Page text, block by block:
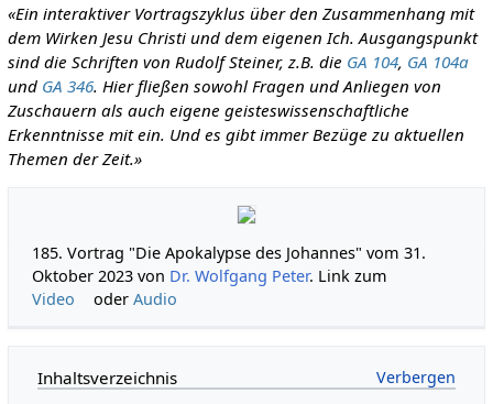
«Ein interaktiver Vortragszyklus über den Zusammenhang mit
dem Wirken Jesu Christi und dem eigenen Ich. Ausgangspunkt
sind die Schriften von Rudolf Steiner, z.B. die GA 104, GA 104a
und GA 346. Hier fließen sowohl Fragen und Anliegen von
Zuschauern als auch eigene geisteswissenschaftliche
Erkenntnisse mit ein. Und es gibt immer Bezüge zu aktuellen
Themen der Zeit.»
185. Vortrag "Die Apokalypse des Johannes" vom 31.
Oktober 2023 von Dr. Wolfgang Peter. Link zum
Video
oderAudio
Inhaltsverzeichnis